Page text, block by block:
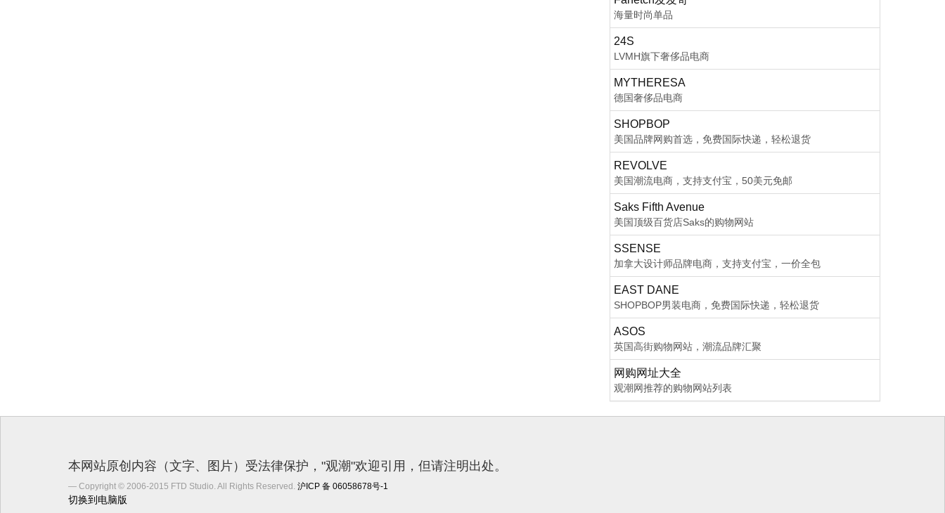
海量时尚单品
24S
LVMH旗下奢侈品电商
MYTHERESA
德国奢侈品电商
SHOPBOP
美国品牌网购首选，免费国际快递，轻松退货
REVOLVE
美国潮流电商，支持支付宝，50美元免邮
Saks Fifth Avenue
美国顶级百货店Saks的购物网站
SSENSE
加拿大设计师品牌电商，支持支付宝，一价全包
EAST DANE
SHOPBOP男装电商，免费国际快递，轻松退货
ASOS
英国高街购物网站，潮流品牌汇聚
网购网址大全
观潮网推荐的购物网站列表
本网站原创内容（文字、图片）受法律保护，"观潮"欢迎引用，但请注明出处。
Copyright © 2006-2015 FTD Studio. All Rights Reserved. 沪ICP 备 06058678号-1
切换到电脑版